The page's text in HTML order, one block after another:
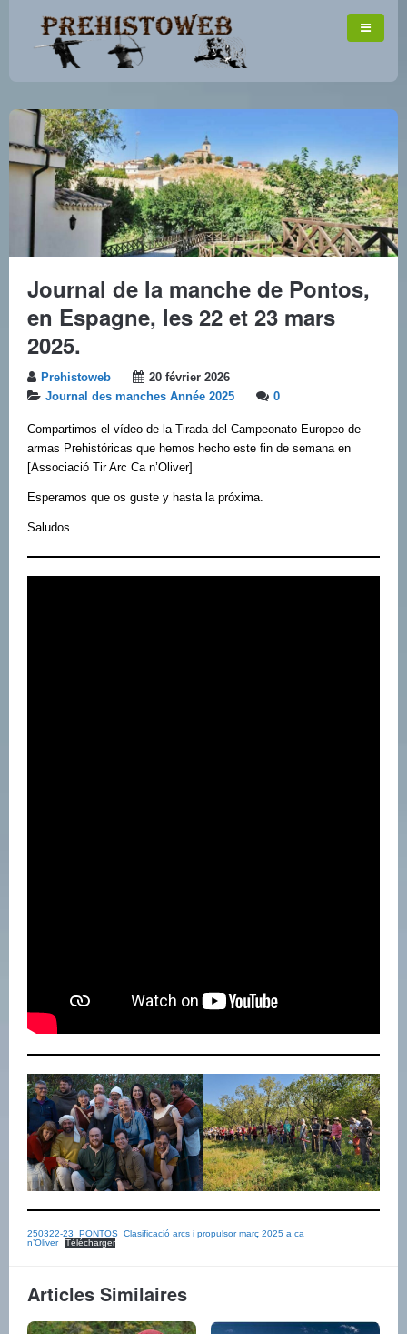
Journal de la manche de Pontos,
en Espagne, les 22 et 23 mars
2025.
Prehistoweb
20 février 2026
Journal des manches Année 2025
0
Compartimos el vídeo de la Tirada del Campeonato Europeo de
armas Prehistóricas que hemos hecho este fin de semana en
[Associació Tir Arc Ca n’Oliver]
Esperamos que os guste y hasta la próxima.
Saludos.
250322-23_PONTOS_Clasificació arcs i propulsor març 2025 a ca
n’Oliver
Télécharger
Articles Similaires